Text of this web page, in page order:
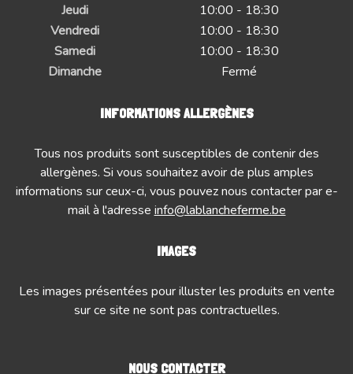
Jeudi
10:00 - 18:30
Vendredi
10:00 - 18:30
Samedi
10:00 - 18:30
Dimanche
Fermé
INFORMATIONS ALLERGÈNES
Tous nos produits sont susceptibles de contenir des
allergènes. Si vous souhaitez avoir de plus amples
informations sur ceux-ci, vous pouvez nous contacter par e-
mail à l'adresse info@lablancheferme.be
IMAGES
Les images présentées pour illuster les produits en vente
sur ce site ne sont pas contractuelles.
NOUS CONTACTER